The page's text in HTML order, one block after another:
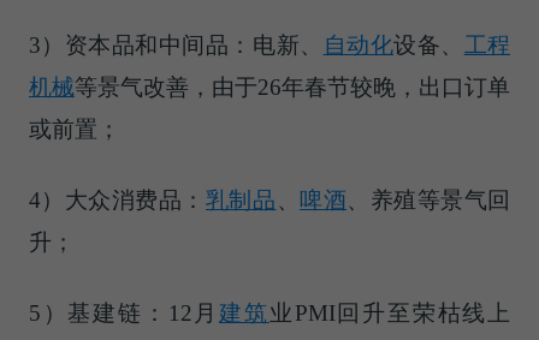
3）资本品和中间品：电新、 自动化设备、 工程
机械等景气改善，由于26年春节较晚，出口订单
或前置；
4）大众消费品： 乳制品、 啤酒、养殖等景气回
升；
5）基建链：12月 建筑业PMI回升至荣枯线上